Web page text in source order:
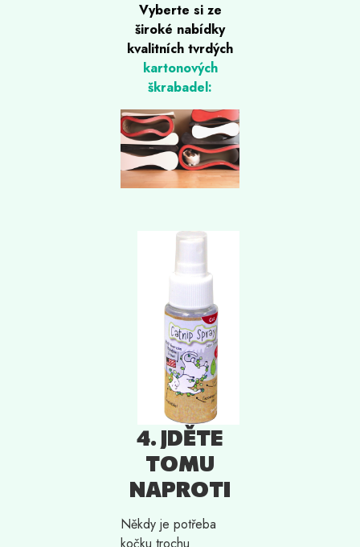
Vyberte si ze
široké nabídky
kvalitních tvrdých
kartonových
škrabadel:
4. JDĚTE
TOMU
NAPROTI
Někdy je potřeba
kočku trochu